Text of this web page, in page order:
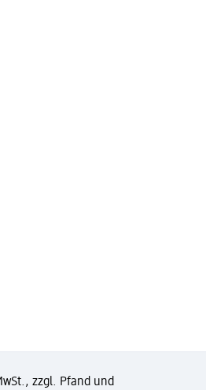
zzgl. Pfand und